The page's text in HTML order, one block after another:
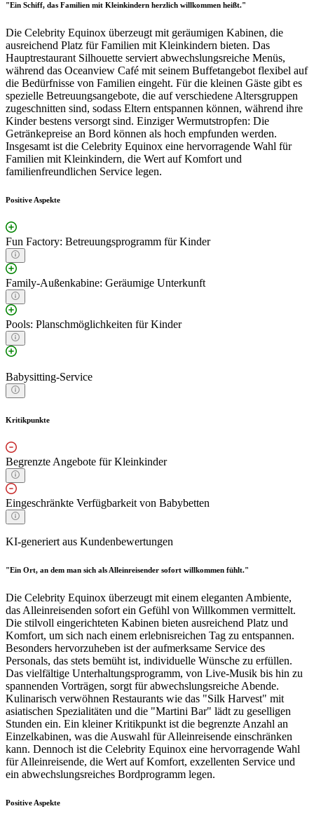
"Ein Schiff, das Familien mit Kleinkindern herzlich willkommen heißt."
Die Celebrity Equinox überzeugt mit geräumigen Kabinen, die
ausreichend Platz für Familien mit Kleinkindern bieten. Das
Hauptrestaurant Silhouette serviert abwechslungsreiche Menüs,
während das Oceanview Café mit seinem Buffetangebot flexibel auf
die Bedürfnisse von Familien eingeht. Für die kleinen Gäste gibt es
spezielle Betreuungsangebote, die auf verschiedene Altersgruppen
zugeschnitten sind, sodass Eltern entspannen können, während ihre
Kinder bestens versorgt sind. Einziger Wermutstropfen: Die
Getränkepreise an Bord können als hoch empfunden werden.
Insgesamt ist die Celebrity Equinox eine hervorragende Wahl für
Familien mit Kleinkindern, die Wert auf Komfort und
familienfreundlichen Service legen.
Positive Aspekte
Fun Factory: Betreuungsprogramm für Kinder
Family-Außenkabine: Geräumige Unterkunft
Pools: Planschmöglichkeiten für Kinder
Babysitting-Service
Kritikpunkte
Begrenzte Angebote für Kleinkinder
Eingeschränkte Verfügbarkeit von Babybetten
KI-generiert aus Kundenbewertungen
"Ein Ort, an dem man sich als Alleinreisender sofort willkommen fühlt."
Die Celebrity Equinox überzeugt mit einem eleganten Ambiente,
das Alleinreisenden sofort ein Gefühl von Willkommen vermittelt.
Die stilvoll eingerichteten Kabinen bieten ausreichend Platz und
Komfort, um sich nach einem erlebnisreichen Tag zu entspannen.
Besonders hervorzuheben ist der aufmerksame Service des
Personals, das stets bemüht ist, individuelle Wünsche zu erfüllen.
Das vielfältige Unterhaltungsprogramm, von Live-Musik bis hin zu
spannenden Vorträgen, sorgt für abwechslungsreiche Abende.
Kulinarisch verwöhnen Restaurants wie das "Silk Harvest" mit
asiatischen Spezialitäten und die "Martini Bar" lädt zu geselligen
Stunden ein. Ein kleiner Kritikpunkt ist die begrenzte Anzahl an
Einzelkabinen, was die Auswahl für Alleinreisende einschränken
kann. Dennoch ist die Celebrity Equinox eine hervorragende Wahl
für Alleinreisende, die Wert auf Komfort, exzellenten Service und
ein abwechslungsreiches Bordprogramm legen.
Positive Aspekte